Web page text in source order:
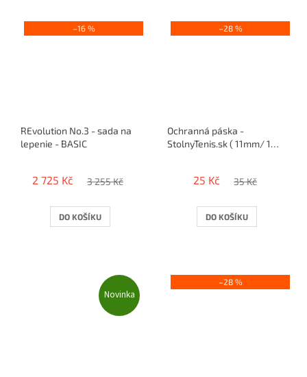
–16 %
REvolution No.3 - sada na
lepenie - BASIC
2 725 Kč 3 255 Kč
DO KOŠÍKU
–28 %
Ochranná páska -
StolnyTenis.sk ( 11mm/ 1
25 Kč 35 Kč
DO KOŠÍKU
Novinka
–28 %